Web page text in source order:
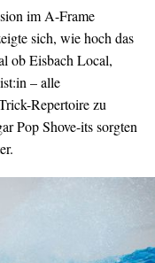
im A-Frame
sich, wie hoch das
ob Eisbach Local,
– alle
Repertoire zu
Pop Shove-its sorgten